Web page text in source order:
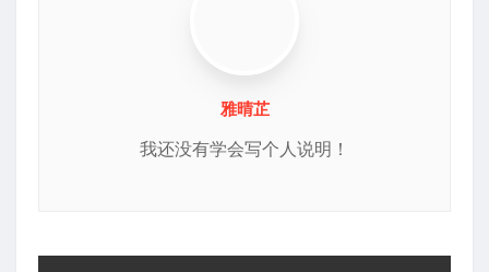
雅晴芷
我还没有学会写个人说明！